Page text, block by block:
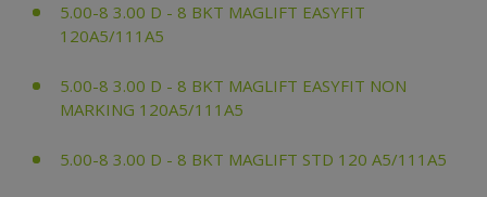
5.00-8 3.00 D - 8 BKT MAGLIFT EASYFIT
120A5/111A5
5.00-8 3.00 D - 8 BKT MAGLIFT EASYFIT NON
MARKING 120A5/111A5
5.00-8 3.00 D - 8 BKT MAGLIFT STD 120 A5/111A5